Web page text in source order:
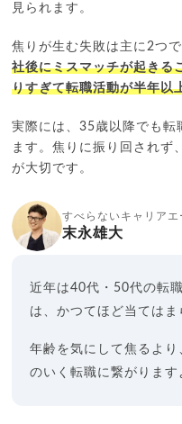
見られます。
焦りが生む失敗は主に2つで
社後にミスマッチが起きる
りすぎて転職活動が半年以
実際には、35歳以降でも転
ます。焦りに振り回されず
が大切です。
すべらないキャリア
末永雄大
近年は40代・50代の転
は、かつてほど当てはま
年齢を気にして焦るよ
のいく転職に繋がります